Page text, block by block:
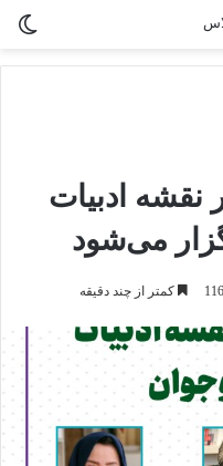
ادبیات
می‌شود
116 کمتر از چند دقیقه